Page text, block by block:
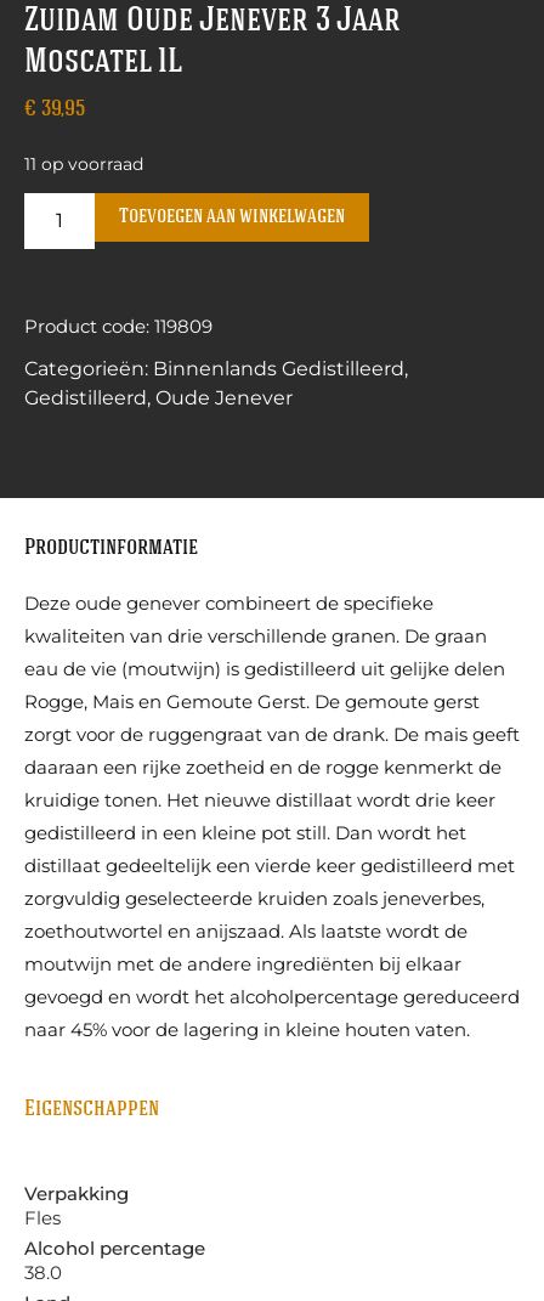
Zuidam Oude Jenever 3 Jaar
Moscatel 1L
€ 39,95
11 op voorraad
Toevoegen aan winkelwagen
Product code: 119809
Categorieën: Binnenlands Gedistilleerd,
Gedistilleerd, Oude Jenever
Productinformatie
Deze oude genever combineert de specifieke
kwaliteiten van drie verschillende granen. De graan
eau de vie (moutwijn) is gedistilleerd uit gelijke delen
Rogge, Mais en Gemoute Gerst. De gemoute gerst
zorgt voor de ruggengraat van de drank. De mais geeft
daaraan een rijke zoetheid en de rogge kenmerkt de
kruidige tonen. Het nieuwe distillaat wordt drie keer
gedistilleerd in een kleine pot still. Dan wordt het
distillaat gedeeltelijk een vierde keer gedistilleerd met
zorgvuldig geselecteerde kruiden zoals jeneverbes,
zoethoutwortel en anijszaad. Als laatste wordt de
moutwijn met de andere ingrediënten bij elkaar
gevoegd en wordt het alcoholpercentage gereduceerd
naar 45% voor de lagering in kleine houten vaten.
Eigenschappen
Verpakking
Fles
Alcohol percentage
38.0